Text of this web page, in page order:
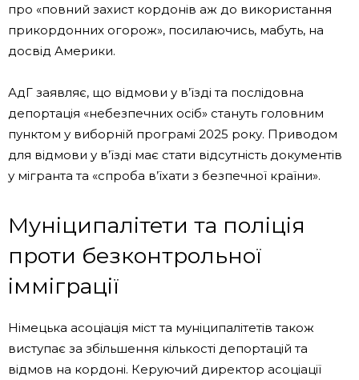
про «повний захист кордонів аж до використання
прикордонних огорож», посилаючись, мабуть, на
досвід Америки.
АдГ заявляє, що відмови у в’їзді та послідовна
депортація «небезпечних осіб» стануть головним
пунктом у виборній програмі 2025 року. Приводом
для відмови у в’їзді має стати відсутність документів
у мігранта та «спроба в’їхати з безпечної країни».
Муніципалітети та поліція
проти безконтрольної
імміграції
Німецька асоціація міст та муніципалітетів також
виступає за збільшення кількості депортацій та
відмов на кордоні. Керуючий директор асоціації